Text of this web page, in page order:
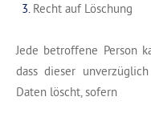
Recht auf Löschung
Jede betroffene Person
dass dieser
Daten löscht, sofern